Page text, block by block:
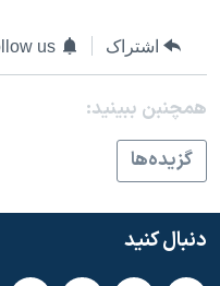
اشتراک us
همچنبن ببینید:
گزيده‌ها
دنبال کنید